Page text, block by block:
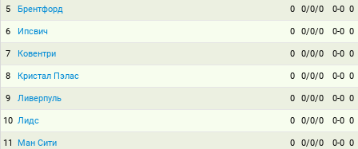
5 Брентфорд 0 0/0/0 0-0 0
6 Ипсвич 0 0/0/0 0-0 0
7 Ковентри 0 0/0/0 0-0 0
8 Кристал Пэлас 0 0/0/0 0-0 0
9 Ливерпуль 0 0/0/0 0-0 0
10 Лидс 0 0/0/0 0-0 0
11 Ман Сити 0 0/0/0 0-0 0